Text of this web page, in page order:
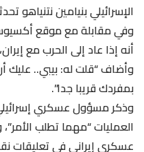
الإسرائيلي بنيامين نتنياهو
وفي مقابلة مع موقع
أنه إذا عاد إلى الحرب مع
وأضاف “قلت له: بيبي.. عليك
بمفردك قريبا جدا”.
وذكر ​مسؤول عسكري
العمليات “مهما تطلب
عسكري إيراني في تعليقات